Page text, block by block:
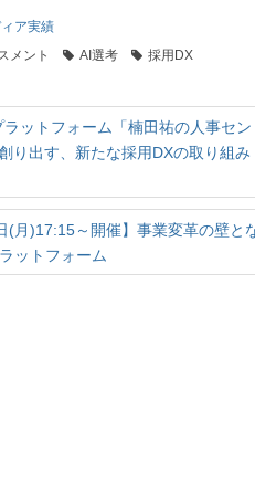
有
(
ド
ア実績
メント AI選考 採用DX
ラットフォーム「楠田祐の人事セ
り出す、新たな採用DXの取り組
(月)17:15～開催】事業変革の壁
ットフォーム